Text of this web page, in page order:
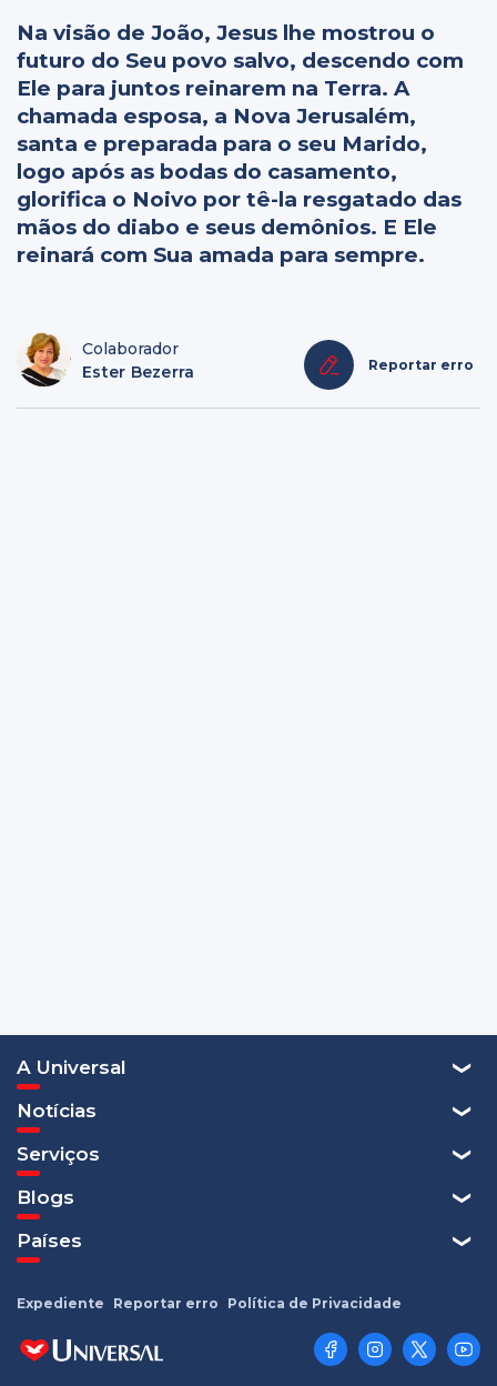
Na visão de João, Jesus lhe mostrou o
futuro do Seu povo salvo, descendo com
Ele para juntos reinarem na Terra. A
chamada esposa, a Nova Jerusalém,
santa e preparada para o seu Marido,
logo após as bodas do casamento,
glorifica o Noivo por tê-la resgatado das
mãos do diabo e seus demônios. E Ele
reinará com Sua amada para sempre.
Colaborador
Ester Bezerra
Reportar erro
A Universal
Notícias
Serviços
Blogs
Países
Expediente Reportar erro Política de Privacidade